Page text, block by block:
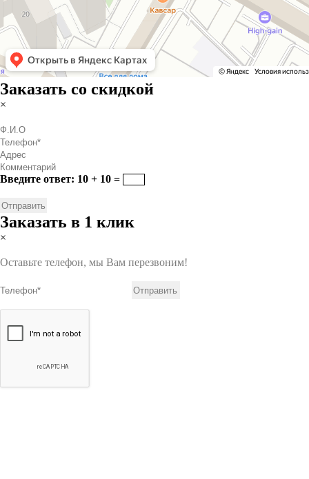
Заказать со скидкой
×
Введите ответ: 10 + 10 =
Заказать в 1 клик
×
Оставьте телефон, мы Вам перезвоним!